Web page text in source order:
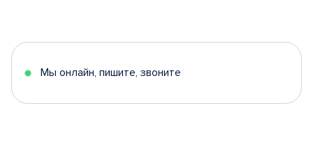
5
Мы онлайн, пишите, звоните